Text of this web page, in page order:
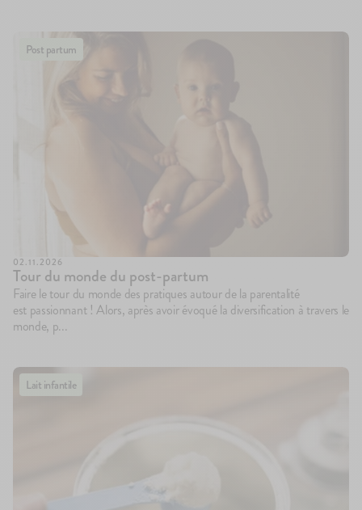
Post partum
02.11.2026
Tour du monde du post-partum
Faire le tour du monde des pratiques autour de la parentalité
est passionnant ! Alors, après avoir évoqué la diversification à travers le
monde, p...
Lait infantile